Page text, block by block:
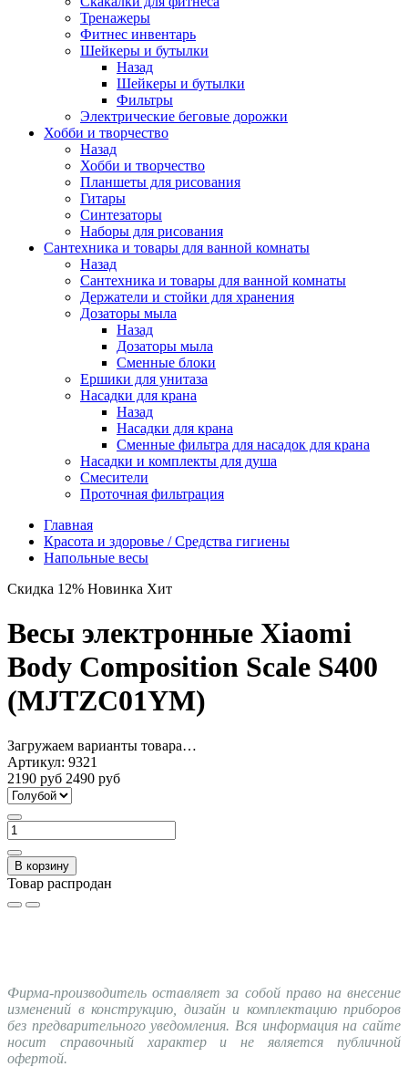
Тренажеры
Фитнес инвентарь
Шейкеры и бутылки
Назад
Шейкеры и бутылки
Фильтры
Электрические беговые дорожки
Хобби и творчество
Назад
Хобби и творчество
Планшеты для рисования
Гитары
Синтезаторы
Наборы для рисования
Сантехника и товары для ванной комнаты
Назад
Сантехника и товары для ванной комнаты
Держатели и стойки для хранения
Дозаторы мыла
Назад
Дозаторы мыла
Сменные блоки
Ершики для унитаза
Насадки для крана
Назад
Насадки для крана
Сменные фильтра для насадок для крана
Насадки и комплекты для душа
Смесители
Проточная фильтрация
Главная
Красота и здоровье / Средства гигиены
Напольные весы
Скидка 12% Новинка Хит
Весы электронные Xiaomi
Body Composition Scale S400
(MJTZC01YM)
Загружаем варианты товара…
Артикул: 9321
2190 руб 2490 руб
В корзину
Товар распродан
Фирма-производитель оставляет за собой право на внесение
изменений в конструкцию, дизайн и комплектацию приборов
без предварительного уведомления. Вся информация на сайте
носит справочный характер и не является публичной
офертой.